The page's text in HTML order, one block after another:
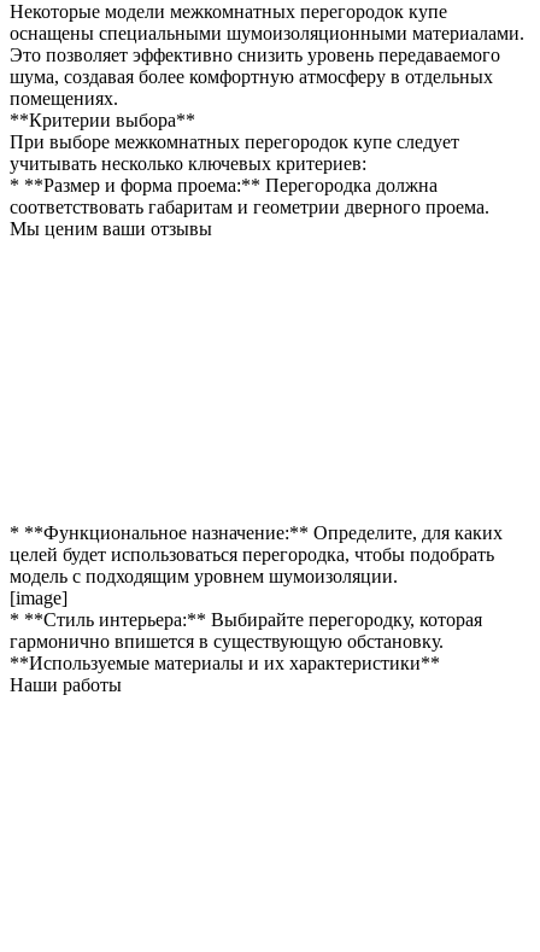
Некоторые модели межкомнатных перегородок купе
оснащены специальными шумоизоляционными материалами.
Это позволяет эффективно снизить уровень передаваемого
шума, создавая более комфортную атмосферу в отдельных
помещениях.
**Критерии выбора**
При выборе межкомнатных перегородок купе следует
учитывать несколько ключевых критериев:
* **Размер и форма проема:** Перегородка должна
соответствовать габаритам и геометрии дверного проема.
Мы ценим ваши отзывы
* **Функциональное назначение:** Определите, для каких
целей будет использоваться перегородка, чтобы подобрать
модель с подходящим уровнем шумоизоляции.
[image]
* **Стиль интерьера:** Выбирайте перегородку, которая
гармонично впишется в существующую обстановку.
**Используемые материалы и их характеристики**
Наши работы